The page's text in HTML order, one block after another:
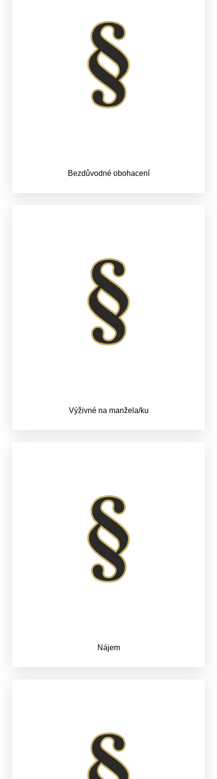
Bezdůvodné obohacení
Výživné na manžela/ku
Nájem